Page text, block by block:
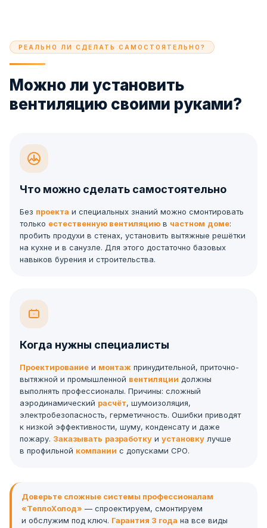
РЕАЛЬНО ЛИ СДЕЛАТЬ САМОСТОЯТЕЛЬНО?
Можно ли установить
вентиляцию своими руками?
Что можно сделать самостоятельно
Без проекта и специальных знаний можно смонтировать
только естественную вентиляцию в частном доме:
пробить продухи в стенах, установить вытяжные решётки
на кухне и в санузле. Для этого достаточно базовых
навыков бурения и строительства.
Когда нужны специалисты
Проектирование и монтаж принудительной, приточно-
вытяжной и промышленной вентиляции должны
выполнять профессионалы. Причины: сложный
аэродинамический расчёт, шумоизоляция,
электробезопасность, герметичность. Ошибки приводят
к низкой эффективности, шуму, конденсату и даже
пожару. Заказывать разработку и установку лучше
в профильной компании с допусками СРО.
Доверьте сложные системы профессионалам
«ТеплоХолод» — спроектируем, смонтируем
и обслужим под ключ. Гарантия 3 года на все виды